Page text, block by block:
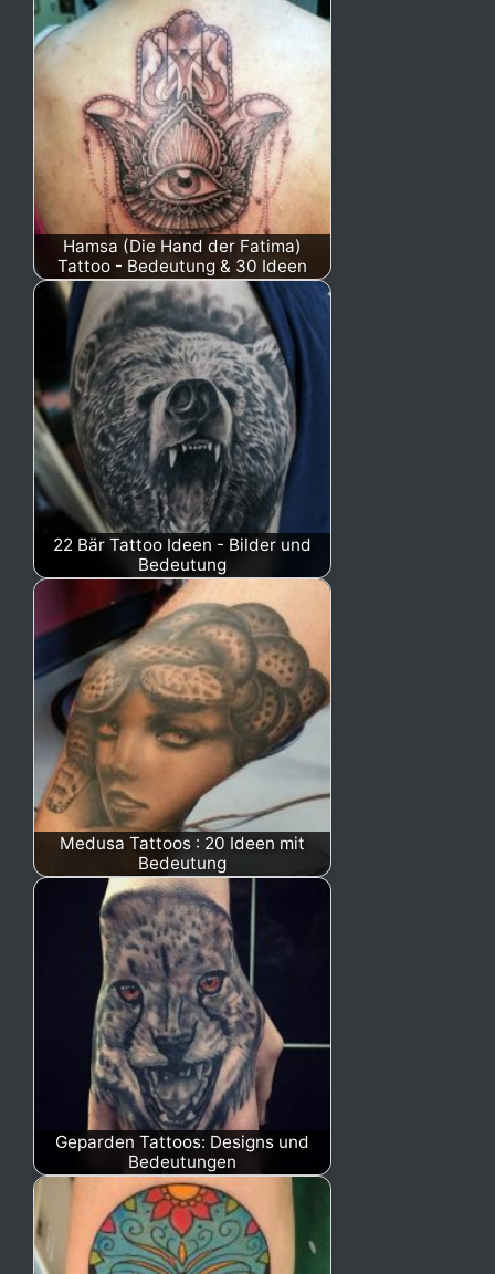
Hamsa (Die Hand der Fatima)
Tattoo - Bedeutung & 30 Ideen
22 Bär Tattoo Ideen - Bilder und
Bedeutung
Medusa Tattoos : 20 Ideen mit
Bedeutung
Geparden Tattoos: Designs und
Bedeutungen